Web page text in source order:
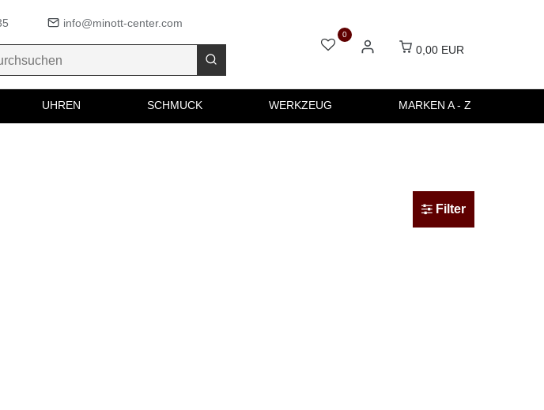
info@minott-center.com
0
0,00 EUR
UHREN SCHMUCK WERKZEUG MARKEN A - Z
Filter